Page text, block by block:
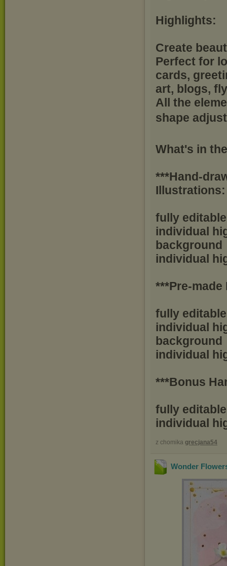
Highlights:
Create
Perfect for
cards,
art, blogs,
All the
shape
What's in
***Hand-
Illustrations:
fully
individual
background
individual
***Pre-made
fully
individual
background
individual
***Bonus
fully
individual
z chomika grecjana54
Wonder